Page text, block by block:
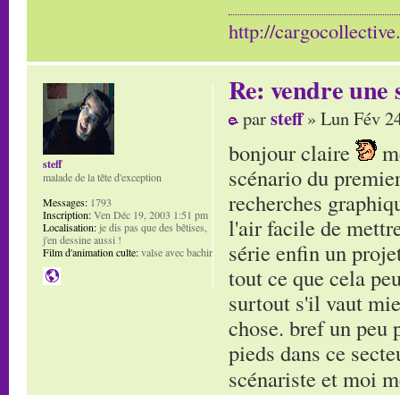
http://
Re: vendre une
parsteff» Lun Fév
bonjour claire
scénario du
recherches
l'air facile de
série enfin un
tout ce que cela
surtout s'il vaut
chose. bref un peu
pieds dans ce
scénariste et moi
steff
malade de la tête d'exception
Messages: 1793
Inscription:Ven Déc 19, 2003 1:51 pm
Localisation:je dis pas que des bêtises,
j'en dessine aussi !
Film d'animation culte:valse avec bachir